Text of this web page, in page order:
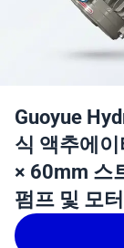
Guoyue
식 액추에
× 60mm 스
펌프 및 모